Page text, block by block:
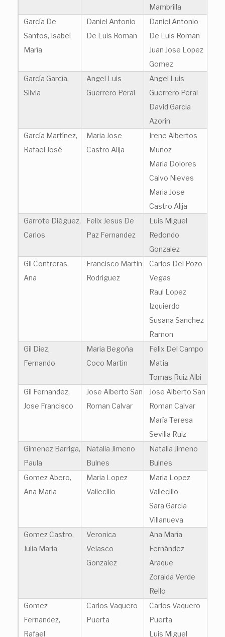
Mambrilla
García De
Santos, Isabel
María
Daniel Antonio
De Luis Roman
Daniel Antonio
De Luis Roman
Juan Jose Lopez
Gomez
García García,
Silvia
Angel Luis
Guerrero Peral
Angel Luis
Guerrero Peral
David Garcia
Azorin
García Martínez,
Rafael José
Maria Jose
Castro Alija
Irene Albertos
Muñoz
Maria Dolores
Calvo Nieves
Maria Jose
Castro Alija
Garrote Diéguez,
Carlos
Felix Jesus De
Paz Fernandez
Luis Miguel
Redondo
Gonzalez
Gil Contreras,
Ana
Francisco Martin
Rodriguez
Carlos Del Pozo
Vegas
Raul Lopez
Izquierdo
Susana Sanchez
Ramon
Gil Diez,
Fernando
Maria Begoña
Coco Martin
Felix Del Campo
Matia
Tomas Ruiz Albi
Gil Fernandez,
Jose Francisco
Jose Alberto San
Roman Calvar
Jose Alberto San
Roman Calvar
María Teresa
Sevilla Ruiz
Gimenez Barriga,
Paula
Natalia Jimeno
Bulnes
Natalia Jimeno
Bulnes
Gomez Abero,
Ana Maria
Maria Lopez
Vallecillo
Maria Lopez
Vallecillo
Sara Garcia
Villanueva
Gomez Castro,
Julia Maria
Veronica
Velasco
Gonzalez
Ana María
Fernández
Araque
Zoraida Verde
Rello
Gomez
Fernandez,
Rafael
Carlos Vaquero
Puerta
Carlos Vaquero
Puerta
Luis Miguel